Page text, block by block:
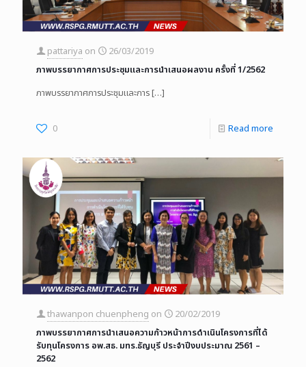
pattariya on
26/03/2019
ภาพบรรยากาศการประชุมและการนำเสนอผลงาน ครั้งที่ 1/2562
ภาพบรรยากาศการประชุมและการ[…]
0 Read more
thawanpon chuenpheng on
20/02/2019
ภาพบรรยากาศการนำเสนอความก้าวหน้าการดำเนินโครงการที่ได้
รับทุนโครงการ อพ.สธ. มทร.ธัญบุรี ประจำปีงบประมาณ 2561 –
2562